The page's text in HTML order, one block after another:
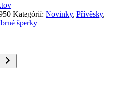
Kategórií: Novinky, Přívěsky,
šperky